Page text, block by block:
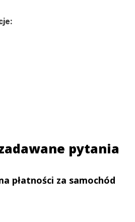
pytania
płatności za samochód